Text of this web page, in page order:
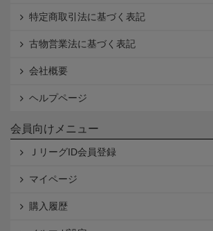
特定商取引法に基づく表記
古物営業法に基づく表記
会社概要
ヘルプページ
会員向けメニュー
ＪリーグID会員登録
マイページ
購入履歴